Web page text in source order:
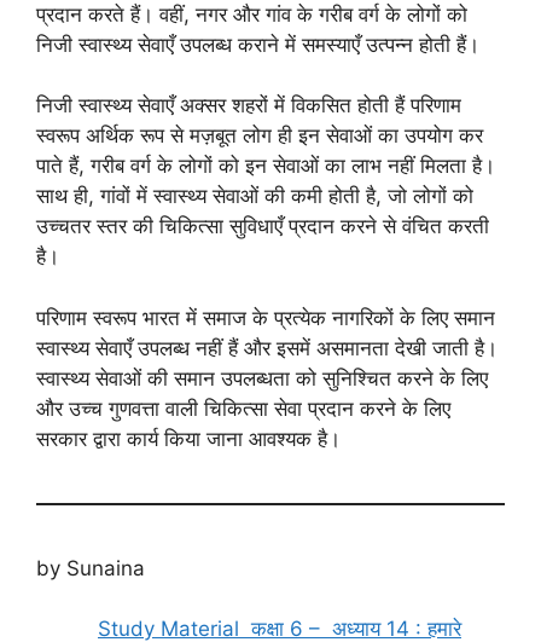
प्रदान करते हैं। वहीं, नगर और गांव के गरीब वर्ग के लोगों को
निजी स्वास्थ्य सेवाएँ उपलब्ध कराने में समस्याएँ उत्पन्न होती हैं।
निजी स्वास्थ्य सेवाएँ अक्सर शहरों में विकसित होती हैं परिणाम
स्वरूप अर्थिक रूप से मज़बूत लोग ही इन सेवाओं का उपयोग कर
पाते हैं, गरीब वर्ग के लोगों को इन सेवाओं का लाभ नहीं मिलता है।
साथ ही, गांवों में स्वास्थ्य सेवाओं की कमी होती है, जो लोगों को
उच्चतर स्तर की चिकित्सा सुविधाएँ प्रदान करने से वंचित करती
है।
परिणाम स्वरूप भारत में समाज के प्रत्येक नागरिकों के लिए समान
स्वास्थ्य सेवाएँ उपलब्ध नहीं हैं और इसमें असमानता देखी जाती है।
स्वास्थ्य सेवाओं की समान उपलब्धता को सुनिश्चित करने के लिए
और उच्च गुणवत्ता वाली चिकित्सा सेवा प्रदान करने के लिए
सरकार द्वारा कार्य किया जाना आवश्यक है।
by Sunaina
Study Material कक्षा 6 – अध्याय 14 : हमारे